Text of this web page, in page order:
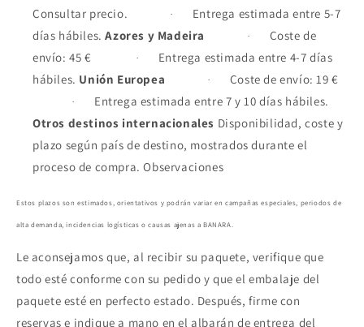
Consultar precio. ·
Entrega estimada entre 5-7
días hábiles. Azores y Madeira ·
Coste de
envío: 45 €
·
Entrega estimada entre 4-7 días
hábiles. Unión Europea · Coste de envío: 19 €
·
Entrega estimada entre 7 y 10 días hábiles.
Otros destinos internacionales Disponibilidad, coste y
plazo según país de destino, mostrados durante el
proceso de compra. Observaciones
Estos plazos son estimados, orientativos y podrán variar en campañas especiales, periodos de
alta demanda, incidencias logísticas o causas ajenas a BANARA.
Le aconsejamos que, al recibir su paquete, verifique que
todo esté conforme con su pedido y que el embalaje del
paquete esté en perfecto estado. Después, firme con
reservas e indique a mano en el albarán de entrega del